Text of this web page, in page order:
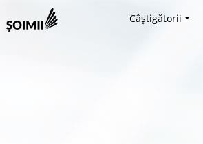
Câștigătorii